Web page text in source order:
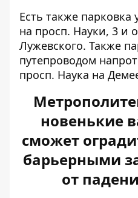
Есть также парковка
на просп. Науки, 3 и
Лужевского. Также
путепроводом
просп. Наука на
новенькие
сможет
барьерными
от